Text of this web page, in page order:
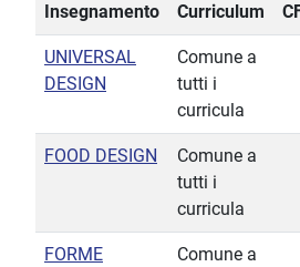
Insegnamento Curriculum
UNIVERSAL
DESIGN
Comune a
tutti i
curricula
FOOD DESIGN
Comune a
tutti i
curricula
FORME
Comune a